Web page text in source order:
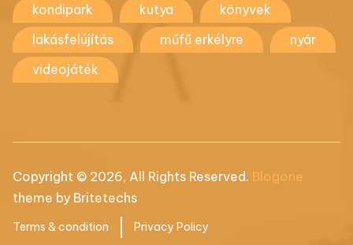
kondipark
kutya
könyvek
lakásfelújítás
műfű erkélyre
nyár
videojáték
Copyright © 2026, All Rights Reserved. Blogone
theme by Britetechs
Terms & condition Privacy Policy